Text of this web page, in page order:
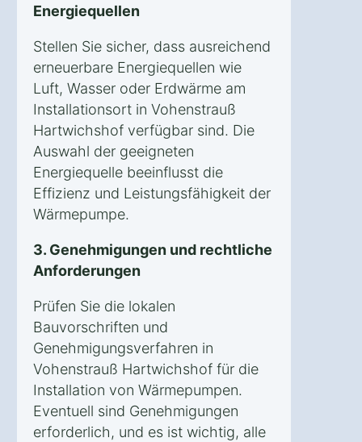
Energiequellen
Stellen Sie sicher, dass ausreichend
erneuerbare Energiequellen wie
Luft, Wasser oder Erdwärme am
Installationsort in Vohenstrauß
Hartwichshof verfügbar sind. Die
Auswahl der geeigneten
Energiequelle beeinflusst die
Effizienz und Leistungsfähigkeit der
Wärmepumpe.
3. Genehmigungen und rechtliche
Anforderungen
Prüfen Sie die lokalen
Bauvorschriften und
Genehmigungsverfahren in
Vohenstrauß Hartwichshof für die
Installation von Wärmepumpen.
Eventuell sind Genehmigungen
erforderlich, und es ist wichtig, alle